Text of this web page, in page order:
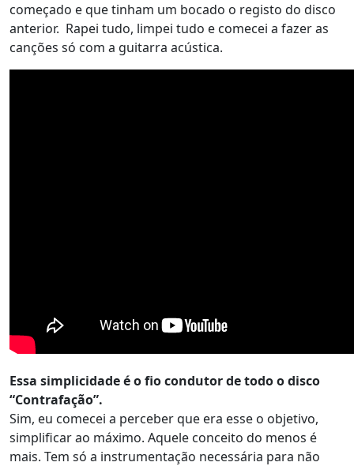
começado e que tinham um bocado o registo do disco
anterior. Rapei tudo, limpei tudo e comecei a fazer as
canções só com a guitarra acústica.
Essa simplicidade é o fio condutor de todo o disco
“Contrafação”.
Sim, eu comecei a perceber que era esse o objetivo,
simplificar ao máximo. Aquele conceito do menos é
mais. Tem só a instrumentação necessária para não